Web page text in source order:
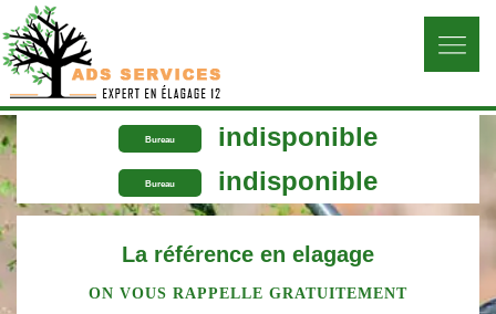
Bureau indisponible
Bureau indisponible
La référence en elagage
ON VOUS RAPPELLE GRATUITEMENT